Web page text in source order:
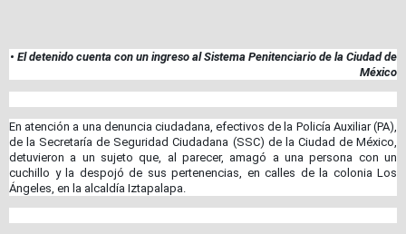
• El detenido cuenta con un ingreso al Sistema Penitenciario de la Ciudad de
México
En atención a una denuncia ciudadana, efectivos de la Policía Auxiliar (PA),
de la Secretaría de Seguridad Ciudadana (SSC) de la Ciudad de México,
detuvieron a un sujeto que, al parecer, amagó a una persona con un
cuchillo y la despojó de sus pertenencias, en calles de la colonia Los
Ángeles, en la alcaldía Iztapalapa.